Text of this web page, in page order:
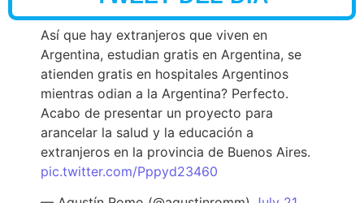
Así que hay extranjeros que viven en
Argentina, estudian gratis en Argentina, se
atienden gratis en hospitales Argentinos
mientras odian a la Argentina? Perfecto.
Acabo de presentar un proyecto para
arancelar la salud y la educación a
extranjeros en la provincia de Buenos Aires.
pic.twitter.com/Pppyd23460